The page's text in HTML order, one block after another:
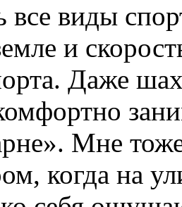
все виды
и
Даже
Мне
когда на